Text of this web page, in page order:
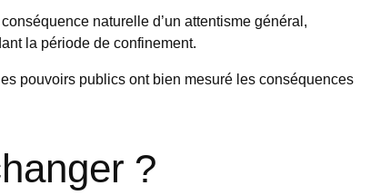
naturelle d’un attentisme général,
la période de confinement.
pouvoirs publics ont bien mesuré les conséquences
?